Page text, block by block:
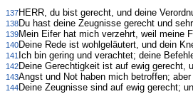
137HERR, du bist gerecht, und deine
138Du hast deine Zeugnisse gerecht und
139Mein Eifer hat mich verzehrt, weil meine
140Deine Rede ist wohlgeläutert, und dein
141 Ich bin gering und verachtet; deine
142Deine Gerechtigkeit ist auf ewig gerecht,
143Angst und Not haben mich betroffen;
144Deine Zeugnisse sind auf ewig gerecht;